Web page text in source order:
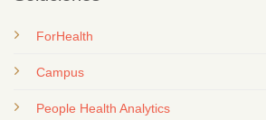
ForHealth
Campus
People Health Analytics